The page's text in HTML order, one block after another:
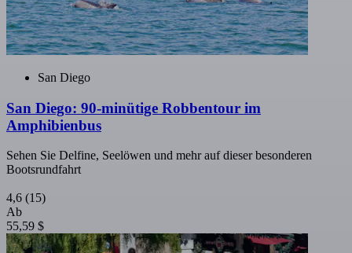
San Diego
San Diego: 90-minütige Robbentour im
Amphibienbus
Sehen Sie Delfine, Seelöwen und mehr auf dieser besonderen
Bootsrundfahrt
4,6 (15)
Ab
55,59 $